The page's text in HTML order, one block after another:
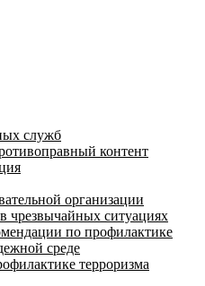
служб
контент
организации
чрезвычайных ситуациях
по профилактике
среде
терроризма